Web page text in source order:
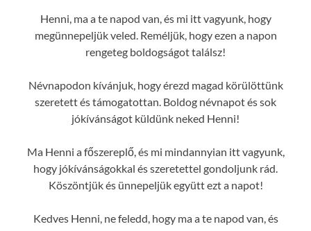
Henni, ma a te napod van, és mi itt vagyunk, hogy
megünnepeljük veled. Reméljük, hogy ezen a napon
rengeteg boldogságot találsz!
Névnapodon kívánjuk, hogy érezd magad körülöttünk
szeretett és támogatottan. Boldog névnapot és sok
jókívánságot küldünk neked Henni!
Ma Henni a főszereplő, és mi mindannyian itt vagyunk,
hogy jókívánságokkal és szeretettel gondoljunk rád.
Köszöntjük és ünnepeljük együtt ezt a napot!
Kedves Henni, ne feledd, hogy ma a te napod van, és